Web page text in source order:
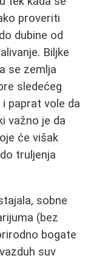
proveriti
dubine od
Biljke
se zemlja
sledećeg
paprat vole da
važno je da
će višak
truljenja
sobne
(bez
bogate
suv